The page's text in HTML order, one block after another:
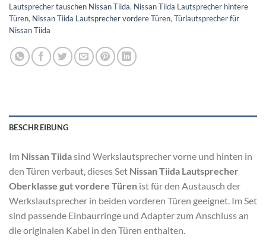
Lautsprecher tauschen Nissan Tiida, Nissan Tiida Lautsprecher hintere
Türen, Nissan Tiida Lautsprecher vordere Türen, Türlautsprecher für
Nissan Tiida
BESCHREIBUNG
Im Nissan Tiidasind Werkslautsprecher vorne und hinten in
den Türen verbaut, dieses Set Nissan Tiida Lautsprecher
Oberklasse gut vordere Türen ist für den Austausch der
Werkslautsprecher in beiden vorderen Türen geeignet. Im Set
sind passende Einbaurringe und Adapter zum Anschluss an
die originalen Kabel in den Türen enthalten.